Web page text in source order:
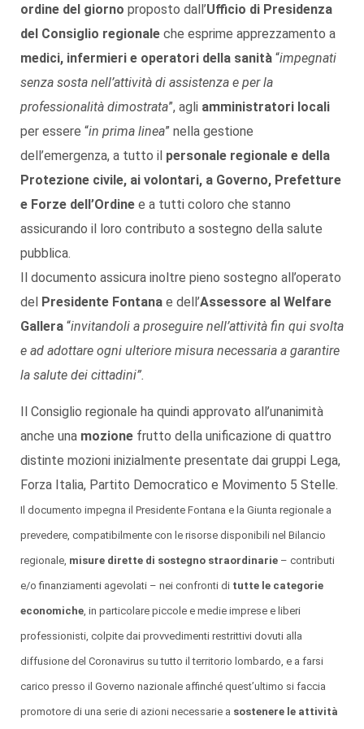
ordine del giorno proposto dall’Ufficio di Presidenza
del Consiglio regionale che esprime apprezzamento a
medici, infermieri e operatori della sanità “impegnati
senza sosta nell’attività di assistenza e per la
professionalità dimostrata”, agli amministratori locali
per essere “in prima linea” nella gestione
dell’emergenza, a tutto il personale regionale e della
Protezione civile, ai volontari, a Governo, Prefetture
e Forze dell’Ordine e a tutti coloro che stanno
assicurando il loro contributo a sostegno della salute
pubblica.
Il documento assicura inoltre pieno sostegno all’operato
del Presidente Fontana e dell’Assessore al Welfare
Gallera “invitandoli a proseguire nell’attività fin qui svolta
e ad adottare ogni ulteriore misura necessaria a garantire
la salute dei cittadini”.
Il Consiglio regionale ha quindi approvato all’unanimità
anche una mozione frutto della unificazione di quattro
distinte mozioni inizialmente presentate dai gruppi Lega,
Forza Italia, Partito Democratico e Movimento 5 Stelle.
Il documento impegna il Presidente Fontana e la Giunta regionale a
prevedere, compatibilmente con le risorse disponibili nel Bilancio
regionale, misure dirette di sostegno straordinarie – contributi
e/o finanziamenti agevolati – nei confronti di tutte le categorie
economiche , in particolare piccole e medie imprese e liberi
professionisti, colpite dai provvedimenti restrittivi dovuti alla
diffusione del Coronavirus su tutto il territorio lombardo, e a farsi
carico presso il Governo nazionale affinché quest’ultimo si faccia
promotore di una serie di azioni necessarie a sostenere le attività